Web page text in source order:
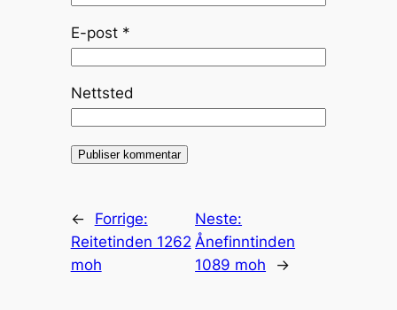
E-post *
Nettsted
←
Forrige:
Reitetinden 1262
moh
Neste:
Ånefinntinden
1089 moh
→